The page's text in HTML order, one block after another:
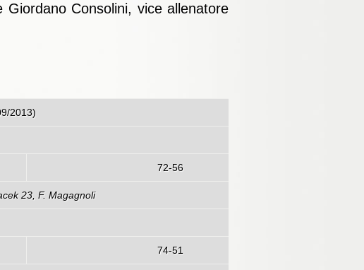
Consolini, vice allenatore
2013)
72-56
23, F. Magagnoli
74-51